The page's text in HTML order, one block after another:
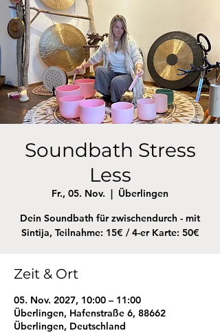
Soundbath Stress
Less
Fr., 05. Nov.
  |
Überlingen
Dein Soundbath für zwischendurch - mit
Sintija, Teilnahme: 15€ / 4-er Karte: 50€
Zeit & Ort
05. Nov. 2027, 10:00 – 11:00
Überlingen, Hafenstraße 6, 88662
Überlingen, Deutschland